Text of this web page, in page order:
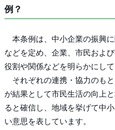
例？
本条例は、中小企業の振興
などを定め、企業、市民およ
役割や関係などを明らかにして
それぞれの連携・協力のも
が結果として市民生活の向上
ると確信し、地域を挙げて中
い意思を表しています。